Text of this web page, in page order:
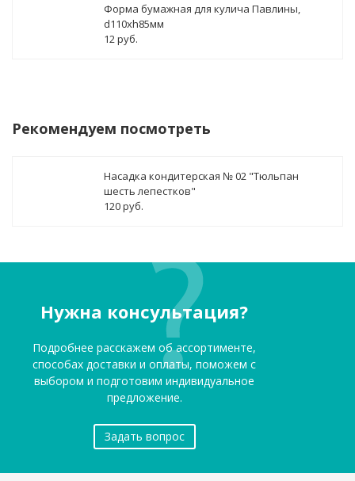
Форма бумажная для кулича Павлины,
d110xh85мм
12 руб.
Рекомендуем посмотреть
Насадка кондитерская № 02 "Тюльпан
шесть лепестков"
120 руб.
Нужна консультация?
Подробнее расскажем об ассортименте,
способах доставки и оплаты, поможем с
выбором и подготовим индивидуальное
предложение.
Задать вопрос